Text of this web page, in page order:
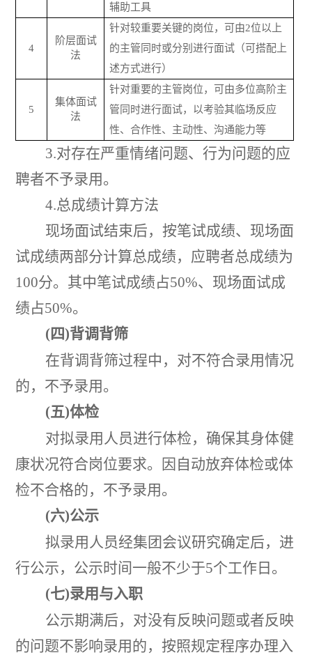
辅助工具
4
阶层面试
法
针对较重要关键的岗位，可由2位以上
的主管同时或分别进行面试（可搭配上
述方式进行）
5
集体面试
法
针对重要的主管岗位，可由多位高阶主
管同时进行面试，以考验其临场反应
性、合作性、主动性、沟通能力等
3.对存在严重情绪问题、行为问题的应
聘者不予录用。
4.总成绩计算方法
现场面试结束后，按笔试成绩、现场面
试成绩两部分计算总成绩，应聘者总成绩为
100分。其中笔试成绩占50%、现场面试成
绩占50%。
(四)背调背筛
在背调背筛过程中，对不符合录用情况
的，不予录用。
(五)体检
对拟录用人员进行体检，确保其身体健
康状况符合岗位要求。因自动放弃体检或体
检不合格的，不予录用。
(六)公示
拟录用人员经集团会议研究确定后，进
行公示，公示时间一般不少于5个工作日。
(七)录用与入职
公示期满后，对没有反映问题或者反映
的问题不影响录用的，按照规定程序办理入